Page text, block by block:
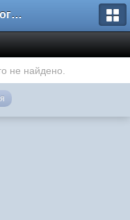
Форум игрового проекта Riverrise
не найдено.